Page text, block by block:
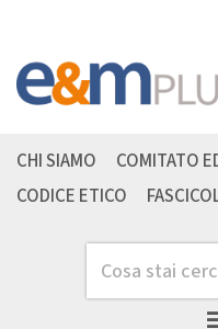
Cerca
CHI SIAMO COMITATO
CODICE ETICO